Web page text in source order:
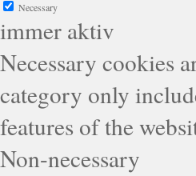
Necessary
immer aktiv
Necessary cookies
category only
features of the
Non-necessary